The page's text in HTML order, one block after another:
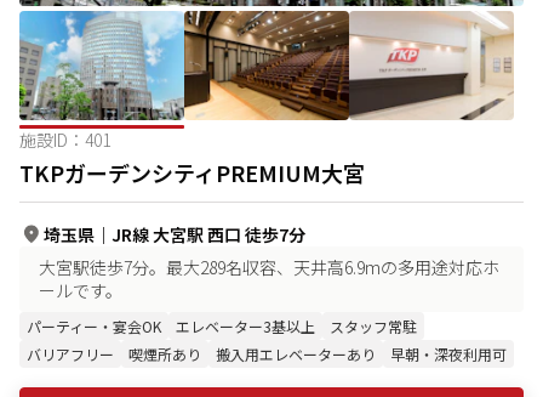
施設ID： 401
TKPガーデンシティPREMIUM大宮
埼玉県 ｜ JR線 大宮駅 西口 徒歩7分
大宮駅徒歩7分。最大289名収容、天井高6.9mの多用途対応ホ
ールです。
パーティー・宴会OK エレベーター3基以上
スタッフ常駐
バリアフリー
喫煙所あり 搬入用エレベーターあり 早朝・深夜利用可